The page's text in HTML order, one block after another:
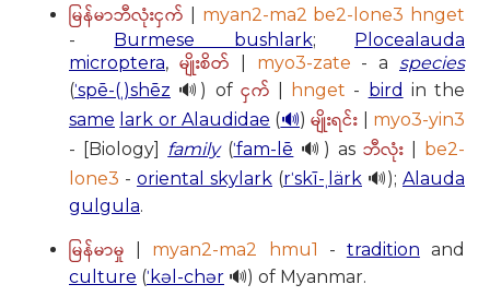
မြန်မာဘီလုံးငှက်
myan2-ma2 be2-lone3 hnget
- Burmese bushlark; Plocealauda
microptera, မျိုးစိတ် myo3-zate - a species
(ˈspē-(ˌ)shēz 🔊) of ငှက် hnget - bird in the
same lark or Alaudidae (🔊)မျိုးရင်း
myo3-yin3
- [Biology] family(ˈfam-lē 🔊) as ဘီလုံး| be2-
lone3 - oriental skylark (rˈskī-ˌlärk 🔊); Alauda
gulgula.
မြန်မာမှု myan2-ma2 hmu1 - tradition and
culture (ˈkəl-chər 🔊) of Myanmar.